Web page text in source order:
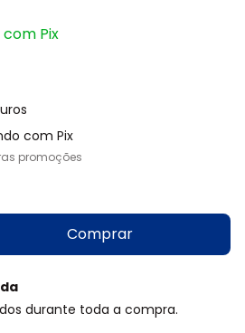
com Pix
com Pix
promoções
durante toda a compra.